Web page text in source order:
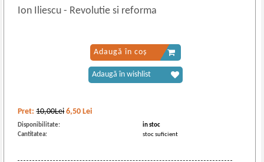
Ion Iliescu- Revolutie si reforma
Pret:10,00Lei 6,50 Lei
Disponibilitate:
in stoc
Cantitatea:
stoc suficient
Adaugă în coș
Adaugă în wishlist